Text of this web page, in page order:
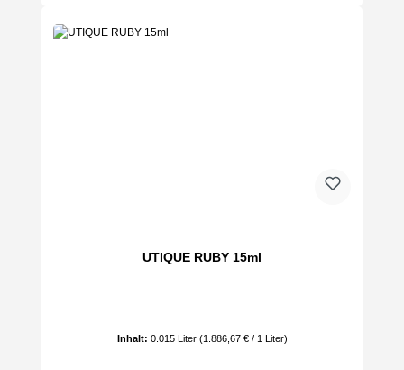
UTIQUE RUBY 15ml
Inhalt: 0.015 Liter (1.886,67 € / 1 Liter)